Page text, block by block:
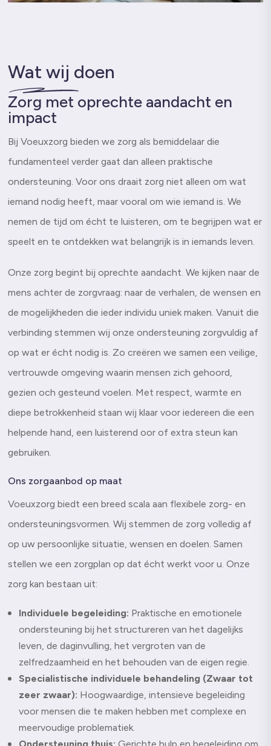
Wat wij doen
Zorg met oprechte aandacht en
impact
Bij Voeuxzorg bieden we zorg als bemiddelaar die
fundamenteel verder gaat dan alleen praktische
ondersteuning. Voor ons draait zorg niet alleen om wat
iemand nodig heeft, maar vooral om wie iemand is. We
nemen de tijd om écht te luisteren, om te begrijpen wat er
speelt en te ontdekken wat belangrijk is in iemands leven.
Onze zorg begint bij oprechte aandacht. We kijken naar de
mens achter de zorgvraag: naar de verhalen, de wensen en
de mogelijkheden die ieder individu uniek maken. Vanuit die
verbinding stemmen wij onze ondersteuning zorgvuldig af
op wat er écht nodig is. Zo creëren we samen een veilige,
vertrouwde omgeving waarin mensen zich gehoord,
gezien och gesteund voelen. Met respect, warmte en
diepe betrokkenheid staan wij klaar voor iedereen die een
helpende hand, een luisterend oor of extra steun kan
gebruiken.
Ons zorgaanbod op maat
Voeuxzorg biedt een breed scala aan flexibele zorg- en
ondersteuningsvormen. Wij stemmen de zorg volledig af
op uw persoonlijke situatie, wensen en doelen. Samen
stellen we een zorgplan op dat écht werkt voor u. Onze
zorg kan bestaan uit:
Individuele begeleiding: Praktische en emotionele
ondersteuning bij het structureren van het dagelijks
leven, de daginvulling, het vergroten van de
zelfredzaamheid en het behouden van de eigen regie.
Specialistische individuele behandeling (Zwaar tot
zeer zwaar): Hoogwaardige, intensieve begeleiding
voor mensen die te maken hebben met complexe en
meervoudige problematiek.